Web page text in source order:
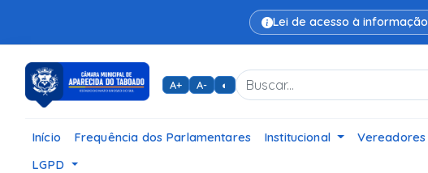
Lei de acesso à informação
A+ A- ◐
Início Frequência dos Parlamentares Institucional Vereadores
LGPD